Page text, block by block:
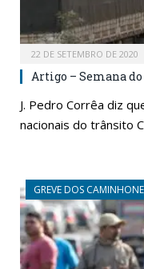
22 DE SETEMBRO DE 2020
Artigo – Semana
J. Pedro Corrêa diz
nacionais do trânsito
GREVE DOS